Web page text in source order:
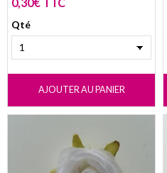
Qté
AJOUTER AU PANIER